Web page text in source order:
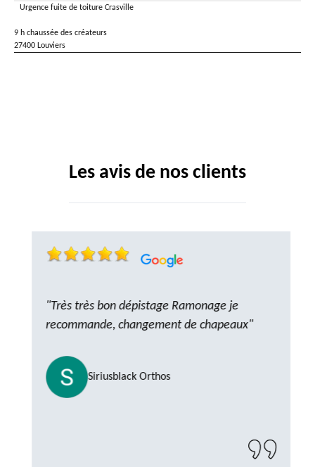
Urgence fuite de toiture Crasville
9 h chaussée des créateurs
27400 Louviers
Les avis de nos clients
"Très très bon dépistage Ramonage je
recommande, changement de chapeaux"
Siriusblack Orthos